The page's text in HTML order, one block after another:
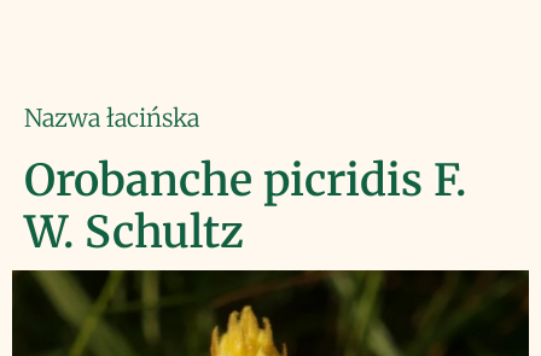
Nazwa łacińska
Orobanche picridis F.
W. Schultz